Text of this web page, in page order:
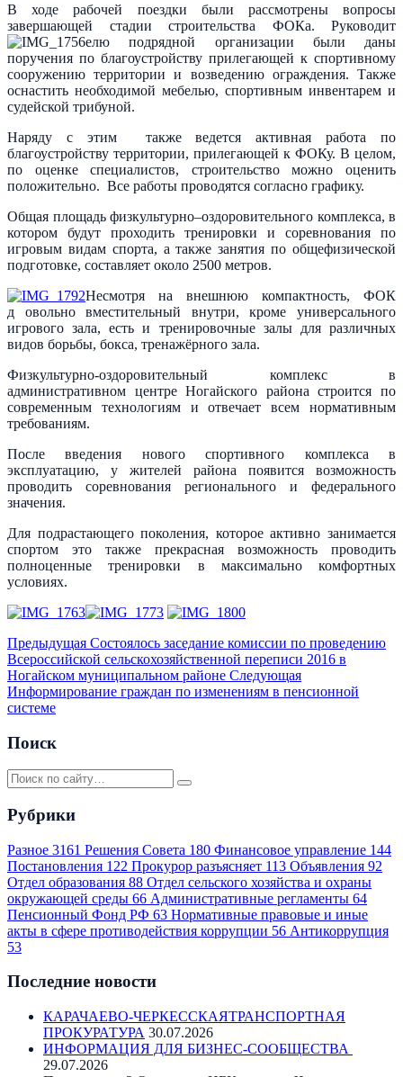
В ходе рабочей поездки были рассмотрены вопросы
завершающей стадии строительства ФОКа. Руководит
елю подрядной организации были даны
поручения по благоустройству прилегающей к спортивному
сооружению территории и возведению ограждения. Также
оснастить необходимой мебелью, спортивным инвентарем и
судейской трибуной.
Наряду с этим также ведется активная работа по
благоустройству территории, прилегающей к ФОКу. В целом,
по оценке специалистов, строительство можно оценить
положительно. Все работы проводятся согласно графику.
Общая площадь физкультурно–оздоровительного комплекса, в
котором будут проходить тренировки и соревнования по
игровым видам спорта, а также занятия по общефизической
подготовке, составляет около 2500 метров.
Несмотря на внешнюю компактность, ФОК
д овольно вместительный внутри, кроме универсального
игрового зала, есть и тренировочные залы для различных
видов борьбы, бокса, тренажёрного зала.
Физкультурно-оздоровительный комплекс в
административном центре Ногайского района строится по
современным технологиям и отвечает всем нормативным
требованиям.
После введения нового спортивного комплекса в
эксплуатацию, у жителей района появится возможность
проводить соревнования регионального и федерального
значения.
Для подрастающего поколения, которое активно занимается
спортом это также прекрасная возможность проводить
полноценные тренировки в максимально комфортных
условиях.
Предыдущая Состоялось заседание комиссии по проведению
Всероссийской сельскохозяйственной переписи 2016 в
Ногайском муниципальном районе Следующая
Информирование граждан по изменениям в пенсионной
системе
Поиск
Рубрики
Разное 3161 Решения Совета 180 Финансовое управление 144
Постановления 122 Прокурор разъясняет 113 Объявления 92
Отдел образования 88 Отдел сельского хозяйства и охраны
окружающей среды 66 Административные регламенты 64
Пенсионный Фонд РФ 63 Нормативные правовые и иные
акты в сфере противодействия коррупции 56 Антикоррупция
53
Последние новости
КАРАЧАЕВО-ЧЕРКЕССКАЯТРАНСПОРТНАЯ
ПРОКУРАТУРА 30.07.2026
ИНФОРМАЦИЯ ДЛЯ БИЗНЕС-СООБЩЕСТВА
29.07.2026